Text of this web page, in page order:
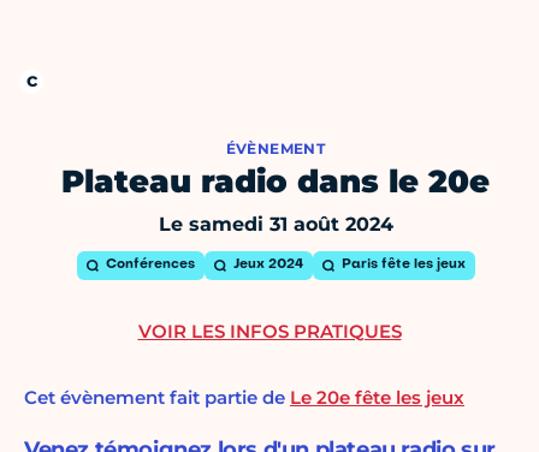
ÉVÈNEMENT
Plateau radio dans le 20e
Le samedi 31 août 2024
Conférences Jeux 2024 Paris fête les jeux
Cet évènement fait partie de Le 20e fête les jeux
VOIR LES INFOS PRATIQUES